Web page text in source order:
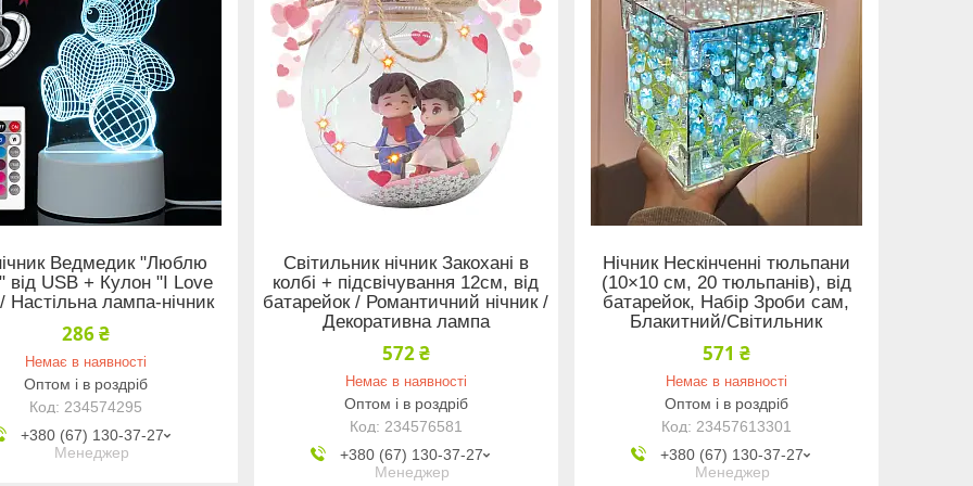
Ведмедик "Люблю
від USB + Кулон "I Love
Настільна лампа-нічник
286 ₴
Немає в наявності
Оптом і в роздріб
234574295
+380 (67) 130-37-27
Менеджер
Світильник нічник Закохані в
колбі + підсвічування 12см, від
батарейок / Романтичний нічник /
Декоративна лампа
572 ₴
Немає в наявності
Оптом і в роздріб
234576581
+380 (67) 130-37-27
Менеджер
Нічник Нескінченні тюльпани
(10×10 см, 20 тюльпанів), від
батарейок, Набір Зроби сам,
Блакитний/Світильник
571 ₴
Немає в наявності
Оптом і в роздріб
23457613301
+380 (67) 130-37-27
Менеджер